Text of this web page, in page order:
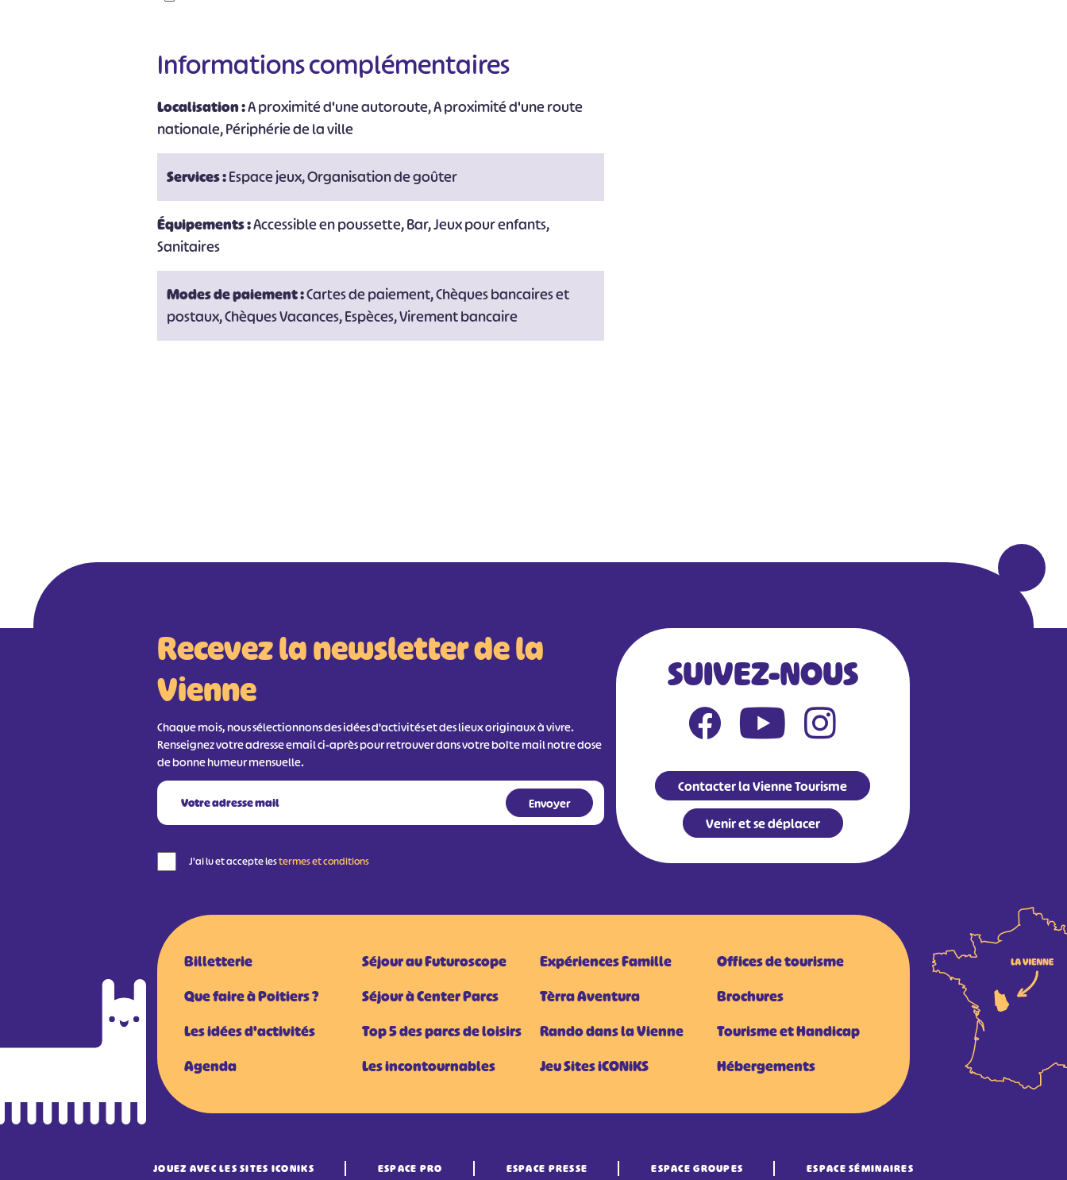
Informations complémentaires
Localisation :A proximité d'une autoroute, A proximité d'une route
nationale, Périphérie de la ville
Services :Espace jeux, Organisation de goûter
Équipements :Accessible en poussette, Bar, Jeux pour enfants,
Sanitaires
Modes de paiement :Cartes de paiement, Chèques bancaires et
postaux, Chèques Vacances, Espèces, Virement bancaire
Recevez la newsletter de la
Vienne
Chaque mois, nous sélectionnons des idées d'activités et des lieux originaux à vivre.
Renseignez votre adresse email ci-après pour retrouver dans votre boîte mail notre dose
de bonne humeur mensuelle.
J'ai lu et accepte lestermes et conditions
SUIVEZ-NOUS
Contacter la Vienne Tourisme
Venir et se déplacer
Billetterie
Que faire à Poitiers ?
Les idées d'activités
Agenda
Séjour au Futuroscope
Séjour à Center Parcs
Top 5 des parcs de loisirs
Les incontournables
Expériences Famille
Tèrra Aventura
Rando dans la Vienne
Jeu Sites iCONiKS
Offices de tourisme
Brochures
Tourisme et Handicap
Hébergements
JOUEZ AVEC LES SITES ICONIKS ESPACE PRO ESPACE PRESSE ESPACE GROUPES ESPACE SÉMINAIRES
# #